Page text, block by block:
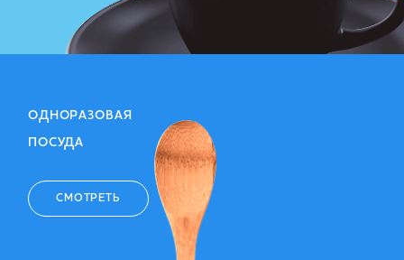
ОДНОРАЗОВАЯ
ПОСУДА
СМОТРЕТЬ